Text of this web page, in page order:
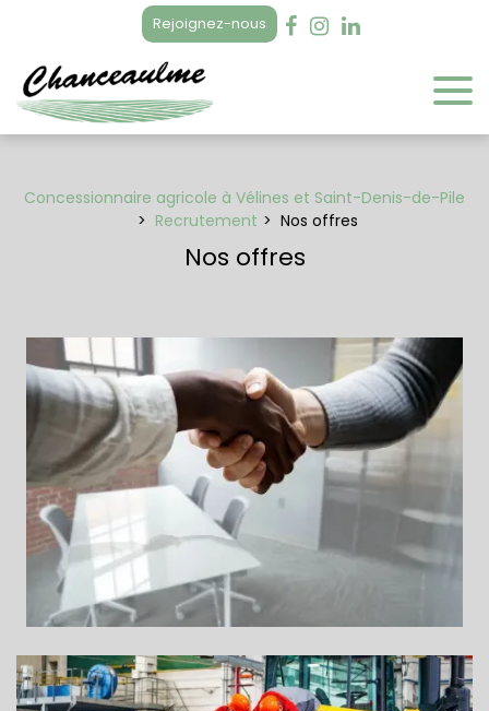
Rejoignez-nous
Concessionnaire agricole à Vélines et Saint-Denis-de-Pile
Recrutement
Nos offres
Nos offres
Panneau de gestion des cookies